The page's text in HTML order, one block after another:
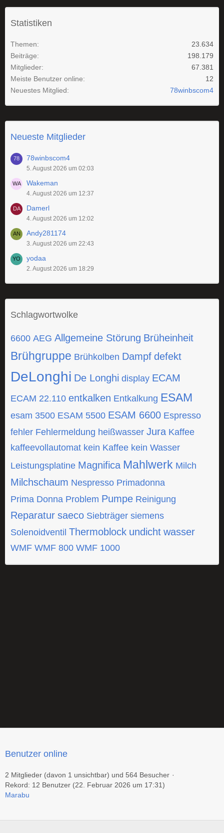
Statistiken
Themen
23.634
Beiträge
198.179
Mitglieder
67.381
Meiste Benutzer online
12
Neuestes Mitglied
78winbscom4
Neueste Mitglieder
78winbscom4
5. August 2026 um 02:03
Wakeman
4. August 2026 um 12:37
Damerl
4. August 2026 um 12:02
Andy281174
3. August 2026 um 22:43
yodaa
2. August 2026 um 18:29
Schlagwortwolke
6600 AEG Allgemeine Störung Brüheinheit
Brühgruppe Brühkolben Dampf defekt
DeLonghi De Longhi display ECAM
ECAM 22.110 entkalken Entkalkung ESAM
esam 3500 ESAM 5500 ESAM 6600 Espresso
fehler Fehlermeldung heißwasser Jura Kaffee
kaffeevollautomat kein Kaffee kein Wasser
Leistungsplatine Magnifica Mahlwerk Milch
Milchschaum Nespresso Primadonna
Prima Donna Problem Pumpe Reinigung
Reparatur saeco Siebträger siemens
Solenoidventil Thermoblock undicht wasser
WMF WMF 800 WMF 1000
Benutzer online
2 Mitglieder (davon 1 unsichtbar) und 564 Besucher
Rekord: 12 Benutzer (22. Februar 2026 um 17:31)
Marabu